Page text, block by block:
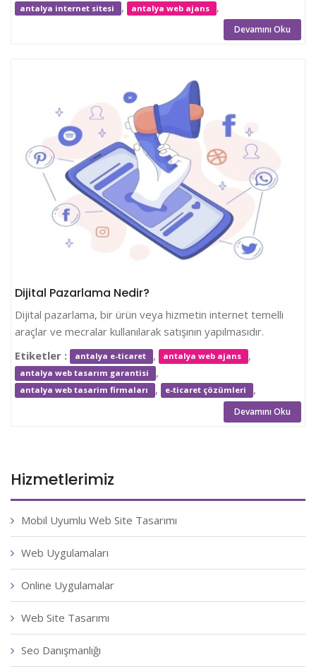
antalya internet sitesi , antalya web ajans ,
Devamını Oku
Dijital Pazarlama Nedir?
Dijital pazarlama, bir ürün veya hizmetin internet temelli
araçlar ve mecralar kullanılarak satışının yapılmasıdır.
Etiketler :
antalya e-ticaret , antalya web ajans ,
antalya web tasarım garantisi ,
antalya web tasarim firmaları , e-ticaret çözümleri ,
Devamını Oku
Hizmetlerimiz
Mobil Uyumlu Web Site Tasarımı
Web Uygulamaları
Online Uygulamalar
Web Site Tasarımı
Seo Danışmanlığı